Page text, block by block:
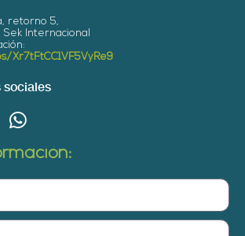
retorno 5,
Sek Internacional
Xr7tFtCC1VF5VyRe9
sociales
W
a
t
a